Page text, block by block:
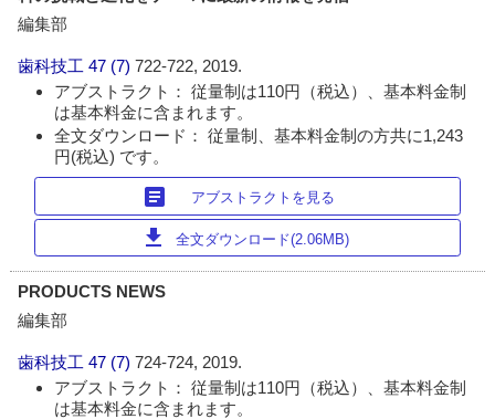
編集部
歯科技工 47 (7)722-722, 2019.
アブストラクト： 従量制は110円（税込）、基本料金制
は基本料金に含まれます。
全文ダウンロード： 従量制、基本料金制の方共に1,243
円(税込) です。
article アブストラクトを見る
download 全文ダウンロード(2.06MB)
PRODUCTS NEWS
編集部
歯科技工 47 (7)724-724, 2019.
アブストラクト： 従量制は110円（税込）、基本料金制
は基本料金に含まれます。